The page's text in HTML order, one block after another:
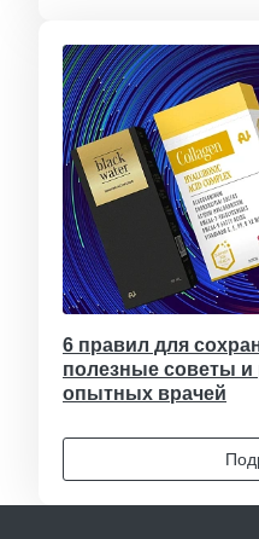
6 правил для
полезные советы и
опытных врачей